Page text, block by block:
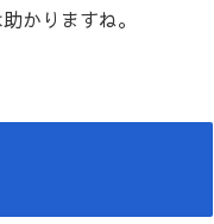
かりますね。